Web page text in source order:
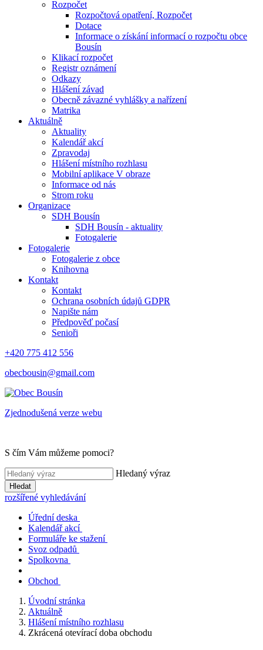
Rozpočet
Rozpočtová opatření, Rozpočet
Dotace
Informace o získání informací o rozpočtu obce
Bousín
Klikací rozpočet
Registr oznámení
Odkazy
Hlášení závad
Obecně závazné vyhlášky a nařízení
Matrika
Aktuálně
Aktuality
Kalendář akcí
Zpravodaj
Hlášení místního rozhlasu
Mobilní aplikace V obraze
Informace od nás
Strom roku
Organizace
SDH Bousín
SDH Bousín - aktuality
Fotogalerie
Fotogalerie
Fotogalerie z obce
Knihovna
Kontakt
Kontakt
Ochrana osobních údajů GDPR
Napište nám
Předpověď počasí
Senioři
+420 775 412 556
obecbousin@gmail.com
Zjednodušená verze webu
S čím Vám můžeme pomoci?
Hledaný výraz
Hledat
rozšířené vyhledávání
Úřední deska
Kalendář akcí
Formuláře ke stažení
Svoz odpadů
Spolkovna
Obchod
Úvodní stránka
Aktuálně
Hlášení místního rozhlasu
Zkrácená otevírací doba obchodu